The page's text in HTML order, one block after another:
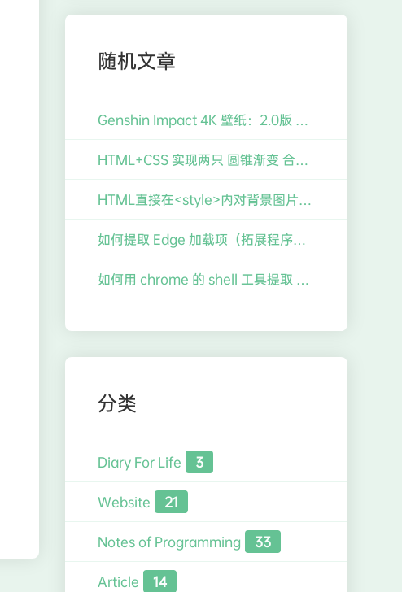
随机文章
Genshin Impact 4K 壁纸：2.0版 KV主视觉图「不动鸣神，泡影断灭」宵宫 & 神里绫华 拼接壁纸 【3840x2160】【16:9】
HTML+CSS 实现两只 圆锥渐变 合并形成的光台样式
HTML直接在<style>内对背景图片做渐变颜色遮罩【滤镜】
如何提取 Edge 加载项（拓展程序）的 crx 包至 Chrome 使用？
如何用 chrome 的 shell 工具提取 FydeOS 的 firmware 驱动固件 (For You 11.4 Surface Pro 5)
分类
Diary For Life 3
Website 21
Notes of Programming 33
Article 14